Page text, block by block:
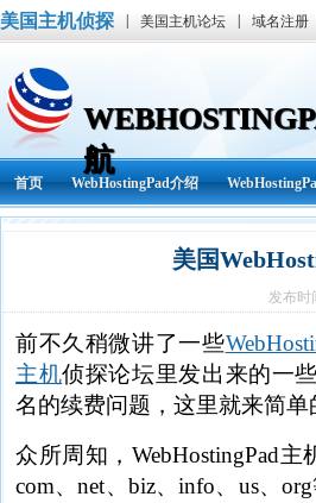
美国主机侦探 美国主机论坛 域名注册
航
首页 WebHostingPad介绍
WebHostingPad资讯 其他
美国
发布时
前不久稍微讲了一些
主机侦探论坛里发出来的一
名的续费问题，这里就来简单
众所周知，WebHostingPad
com、net、biz、info、us、